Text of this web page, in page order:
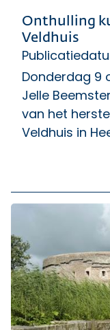
Onthulling
Veldhuis
Donderdag 9
Jelle
van het
Veldhuis in